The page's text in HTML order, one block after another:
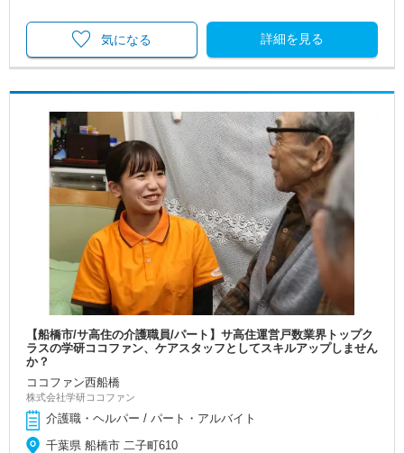
詳細を見る
気になる
【船橋市/サ高住の介護職員/パート】サ高住運営戸数業界トップク
ラスの学研ココファン、ケアスタッフとしてスキルアップしません
か？
ココファン西船橋
株式会社学研ココファン
介護職・ヘルパー / パート・アルバイト
千葉県 船橋市 二子町610